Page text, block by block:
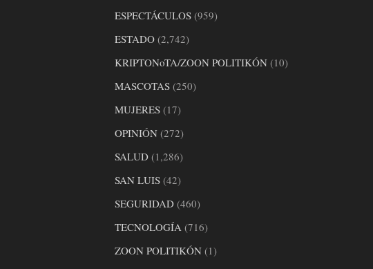
ESPECTÁCULOS(959)
ESTADO(2,742)
KRIPTONoTA/ZOON POLITIKÓN(10)
MASCOTAS(250)
MUJERES(17)
OPINIÓN(272)
SALUD(1,286)
SAN LUIS(42)
SEGURIDAD(460)
TECNOLOGÍA(716)
ZOON POLITIKÓN(1)